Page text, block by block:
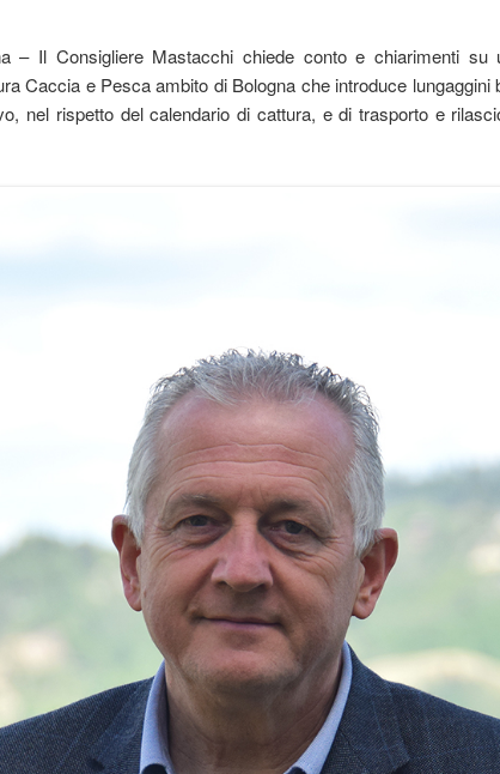
– Il Consigliere Mastacchi chiede conto e chiarimenti su
Caccia e Pesca ambito di Bologna che introduce lungaggini
nel rispetto del calendario di cattura, e di trasporto e